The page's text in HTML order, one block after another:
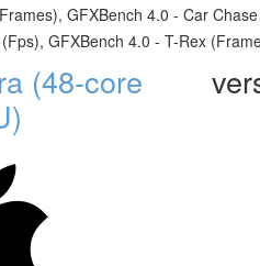
GFXBench 4.0 - Car
GFXBench 4.0 - T-Rex
(48-core